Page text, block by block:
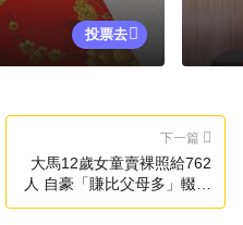
投票去
下一篇
大馬12歲女童賣裸照給762
人 自豪「賺比父母多」輟學
了